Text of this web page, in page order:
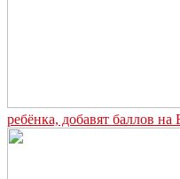
ребёнка, добавят баллов